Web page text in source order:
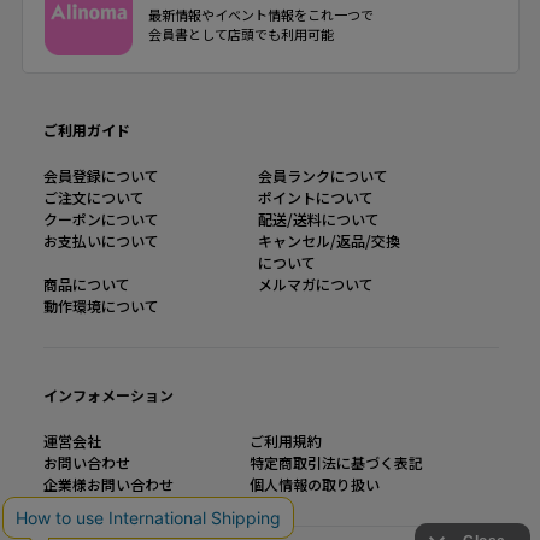
最新情報やイベント情報をこれ一つで
会員書として店頭でも利用可能
ご利用ガイド
会員登録について
会員ランクについて
ご注文について
ポイントについて
クーポンについて
配送/送料について
お支払いについて
キャンセル/返品/交換
について
商品について
メルマガについて
動作環境について
インフォメーション
運営会社
ご利用規約
お問い合わせ
特定商取引法に基づく表記
企業様お問い合わせ
個人情報の取り扱い